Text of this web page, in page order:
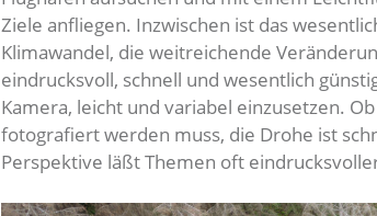
Ziele anfliegen. Inzwischen ist das
Klimawandel, die weitreichende
eindrucksvoll, schnell und wesentlich
Kamera, leicht und variabel einzusetzen.
fotografiert werden muss, die Drohe ist
Perspektive läßt Themen oft